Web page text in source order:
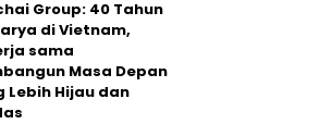
Group: 40 Tahun
di Vietnam,
sama
Masa Depan
Lebih Hijau dan